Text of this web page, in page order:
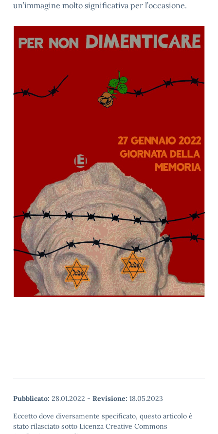
un’immagine molto significativa per l’occasione.
Pubblicato: 28.01.2022 - Revisione: 18.05.2023
Eccetto dove diversamente specificato, questo articolo è
stato rilasciato sotto Licenza Creative Commons